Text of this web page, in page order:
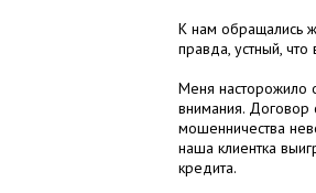
К нам обращались
правда, устный,
Меня насторожило
внимания. Договор
мошенничества
наша клиентка
кредита.